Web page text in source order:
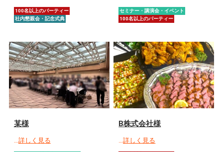
100名以上のパーティー
社内懇親会・記念式典
セミナー・講演会・イベント
100名以上のパーティー
某様
…詳しく見る
B株式会社様
…詳しく見る